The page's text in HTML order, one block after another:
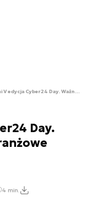
Za nami V edycja Cyber24 Day. Ważne deklaracje i branżowe dyskusje
Day.
4 min.